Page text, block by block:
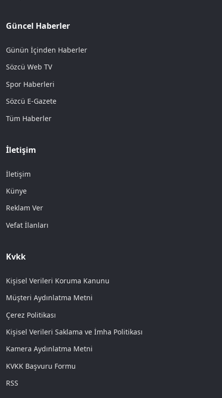
Güncel Haberler
Günün İçinden Haberler
Sözcü Web TV
Spor Haberleri
Sözcü E-Gazete
Tüm Haberler
İletişim
İletişim
Künye
Reklam Ver
Vefat İlanları
Kvkk
Kişisel Verileri Koruma Kanunu
Müşteri Aydınlatma Metni
Çerez Politikası
Kişisel Verileri Saklama ve İmha Politikası
Kamera Aydınlatma Metni
KVKK Başvuru Formu
RSS